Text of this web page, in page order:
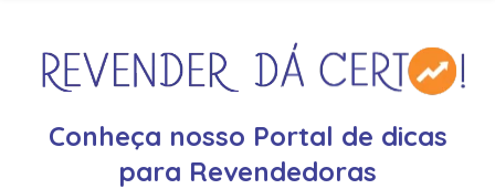
Conheça nosso Portal de dicas
para Revendedoras